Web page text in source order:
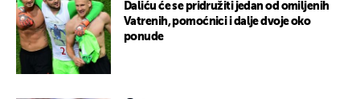
Daliću će se pridružiti jedan od omiljenih
Vatrenih, pomoćnici i dalje dvoje oko
ponude